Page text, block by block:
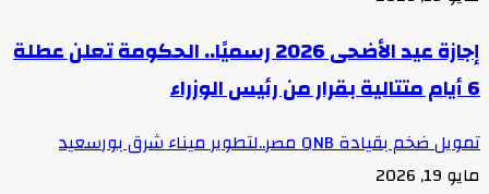
إجازة عيد الأضحى 2026 رسميًا.. الحكومة تعلن عطلة
6 أيام متتالية بقرار من رئيس الوزراء
تمويل ضخم بقيادة QNB مصر..لتطوير ميناء شرق بورسعيد
مايو 19, 2026